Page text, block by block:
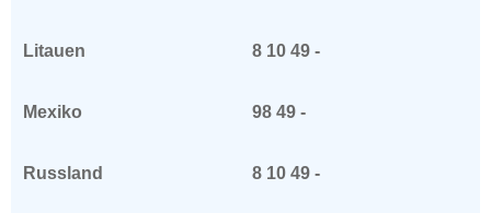
Litauen 8 10 49 -
Mexiko 98 49 -
Russland 8 10 49 -